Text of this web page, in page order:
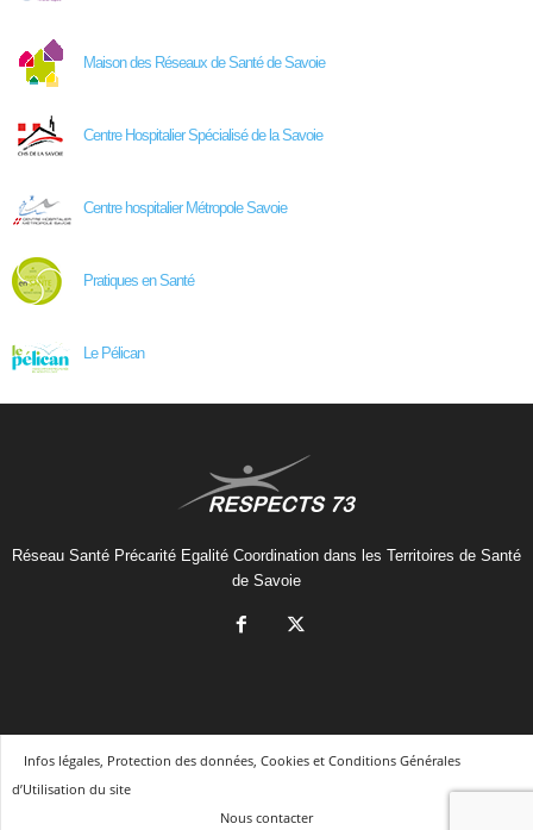
Maison des Réseaux de Santé de Savoie
Centre Hospitalier Spécialisé de la Savoie
Centre hospitalier Métropole Savoie
Pratiques en Santé
Le Pélican
Réseau Santé Précarité Egalité Coordination dans les Territoires de Santé
de Savoie
Infos légales, Protection des données, Cookies et Conditions Générales
d’Utilisation du site
Nous contacter